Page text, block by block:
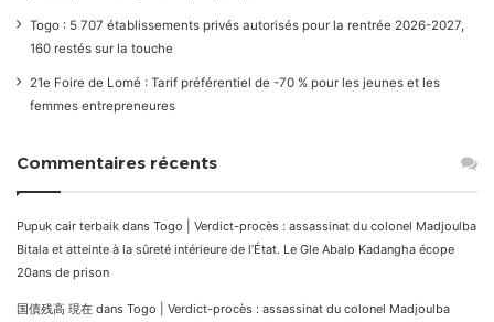
Togo : 5 707 établissements privés autorisés pour la rentrée 2026-2027,
160 restés sur la touche
21e Foire de Lomé : Tarif préférentiel de -70 % pour les jeunes et les
femmes entrepreneures
Commentaires récents
Pupuk cair terbaik dans Togo | Verdict-procès : assassinat du colonel Madjoulba
Bitala et atteinte à la sûreté intérieure de l’État. Le Gle Abalo Kadangha écope
20ans de prison
国債残高 現在 dans Togo | Verdict-procès : assassinat du colonel Madjoulba